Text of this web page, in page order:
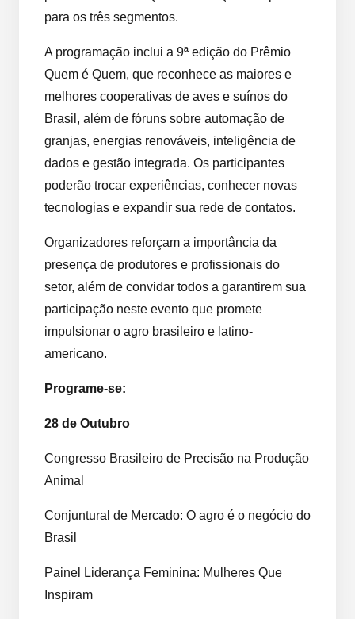
para os três segmentos.
A programação inclui a 9ª edição do Prêmio
Quem é Quem, que reconhece as maiores e
melhores cooperativas de aves e suínos do
Brasil, além de fóruns sobre automação de
granjas, energias renováveis, inteligência de
dados e gestão integrada. Os participantes
poderão trocar experiências, conhecer novas
tecnologias e expandir sua rede de contatos.
Organizadores reforçam a importância da
presença de produtores e profissionais do
setor, além de convidar todos a garantirem sua
participação neste evento que promete
impulsionar o agro brasileiro e latino-
americano.
Programe-se:
28 de Outubro
Congresso Brasileiro de Precisão na Produção
Animal
Conjuntural de Mercado: O agro é o negócio do
Brasil
Painel Liderança Feminina: Mulheres Que
Inspiram